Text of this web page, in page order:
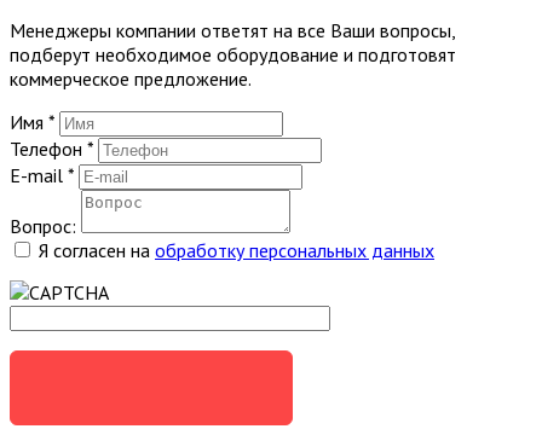
Менеджеры компании ответят на все Ваши вопросы,
подберут необходимое оборудование и подготовят
коммерческое предложение.
Имя *
Телефон *
E-mail *
Вопрос:
Я согласен на обработку персональных данных